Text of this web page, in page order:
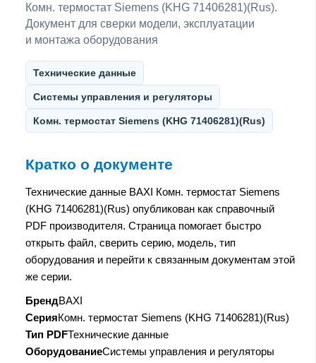
Комн. термостат Siemens (KHG 71406281)(Rus).
Документ для сверки модели, эксплуатации
и монтажа оборудования
Технические данные
Системы управления и регуляторы
Комн. термостат Siemens (KHG 71406281)(Rus)
Кратко о документе
Технические данные BAXI Комн. термостат Siemens
(KHG 71406281)(Rus) опубликован как справочный
PDF производителя. Страница помогает быстро
открыть файл, сверить серию, модель, тип
оборудования и перейти к связанным документам этой
же серии.
БрендBAXI
СерияКомн. термостат Siemens (KHG 71406281)(Rus)
Тип PDFТехнические данные
ОборудованиеСистемы управления и регуляторы